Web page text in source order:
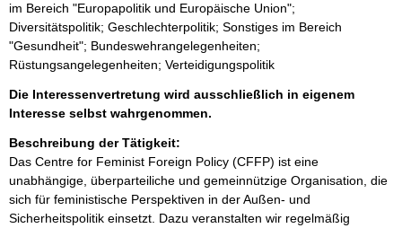
im Bereich "Europapolitik und Europäische Union";
Diversitätspolitik; Geschlechterpolitik; Sonstiges im Bereich
"Gesundheit"; Bundeswehrangelegenheiten;
Rüstungsangelegenheiten; Verteidigungspolitik
Die Interessenvertretung wird ausschließlich in eigenem
Interesse selbst wahrgenommen.
Beschreibung der Tätigkeit:
Das Centre for Feminist Foreign Policy (CFFP) ist eine
unabhängige, überparteiliche und gemeinnützige Organisation, die
sich für feministische Perspektiven in der Außen- und
Sicherheitspolitik einsetzt. Dazu veranstalten wir regelmäßig